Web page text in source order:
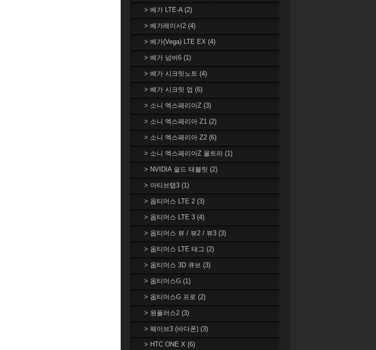
> 베가 LTE-A (2)
> 베가레이서2 (4)
> 베가(Vega) LTE EX (4)
> 베가 넘버6 (1)
> 베가 시크릿노트 (4)
> 베가 시크릿 업 (6)
> 소니 엑스페리아Z (3)
> 소니 엑스페리아 Z1 (2)
> 소니 엑스페리아 Z2 (6)
> 소니 엑스페리아Z 울트라 (1)
> NVIDIA 쉴드 태블릿 (2)
> 아티브탭3 (1)
> 옵티머스 LTE 2 (3)
> 옵티머스 LTE 3 (4)
> 옵티머스 뷰 / 뷰2 / 뷰3 (3)
> 옵티머스 LTE 태그 (2)
> 옵티머스 3D 큐브 (3)
> 옵티머스G (1)
> 옵티머스G 프로 (2)
> 원플러스2 (3)
> 웨이브3 (바다폰) (3)
> HTC ONE X (6)